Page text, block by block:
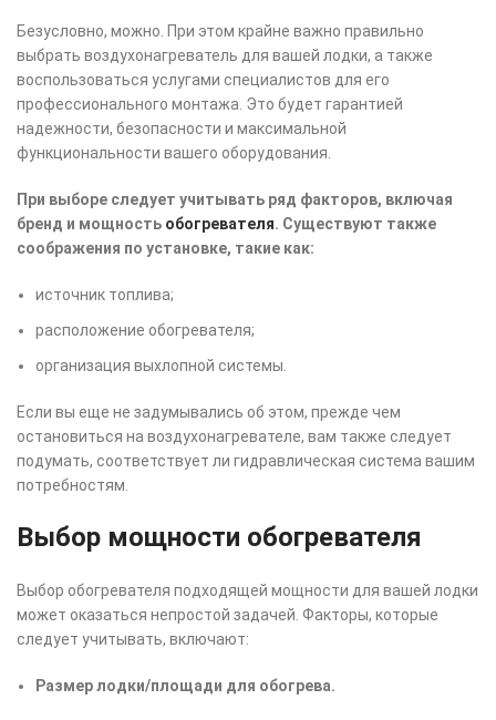
Безусловно, можно. При этом крайне важно правильно
выбрать воздухонагреватель для вашей лодки, а также
воспользоваться услугами специалистов для его
профессионального монтажа. Это будет гарантией
надежности, безопасности и максимальной
функциональности вашего оборудования.
При выборе следует учитывать ряд факторов, включая
бренд и мощность обогревателя. Существуют также
соображения по установке, такие как:
источник топлива;
расположение обогревателя;
организация выхлопной системы.
Если вы еще не задумывались об этом, прежде чем
остановиться на воздухонагревателе, вам также следует
подумать, соответствует ли гидравлическая система вашим
потребностям.
Выбор мощности обогревателя
Выбор обогревателя подходящей мощности для вашей лодки
может оказаться непростой задачей. Факторы, которые
следует учитывать, включают:
Размер лодки/площади для обогрева.